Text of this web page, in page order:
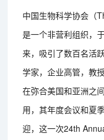
中国生物科学协会（
是一个非营利组织，
来，吸引了数百名活
学家，企业高管，教
在弥合美国和亚洲之
用，其年度会议和夏
迎，这一次24th